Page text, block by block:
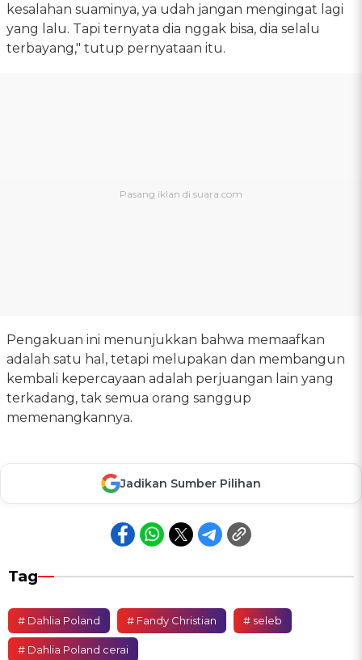
kesalahan suaminya, ya udah jangan mengingat lagi
yang lalu. Tapi ternyata dia nggak bisa, dia selalu
terbayang," tutup pernyataan itu.
Pengakuan ini menunjukkan bahwa memaafkan
adalah satu hal, tetapi melupakan dan membangun
kembali kepercayaan adalah perjuangan lain yang
terkadang, tak semua orang sanggup
memenangkannya.
Jadikan Sumber Pilihan
Tag
# Dahlia Poland # Fandy Christian # seleb
# Dahlia Poland cerai